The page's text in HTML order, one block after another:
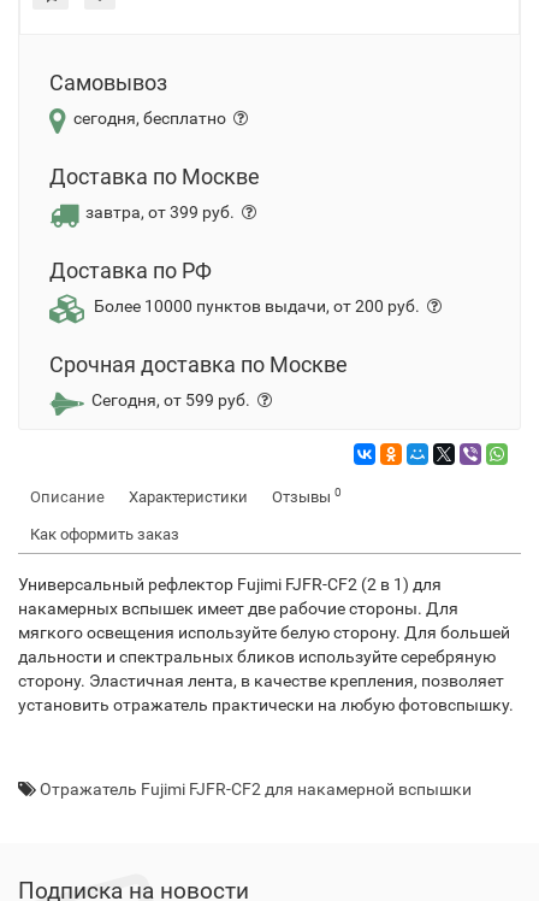
Самовывоз
сегодня, бесплатно
Доставка по Москве
завтра, от 399 руб.
Доставка по РФ
Более 10000 пунктов выдачи, от 200 руб.
Срочная доставка по Москве
Сегодня, от 599 руб.
Описание Характеристики Отзывы 0
Как оформить заказ
Универсальный рефлектор Fujimi FJFR-CF2 (2 в 1) для
накамерных вспышек имеет две рабочие стороны. Для
мягкого освещения используйте белую сторону. Для большей
дальности и спектральных бликов используйте серебряную
сторону. Эластичная лента, в качестве крепления, позволяет
установить отражатель практически на любую фотовспышку.
Отражатель Fujimi FJFR-CF2 для накамерной вспышки
Подписка на новости